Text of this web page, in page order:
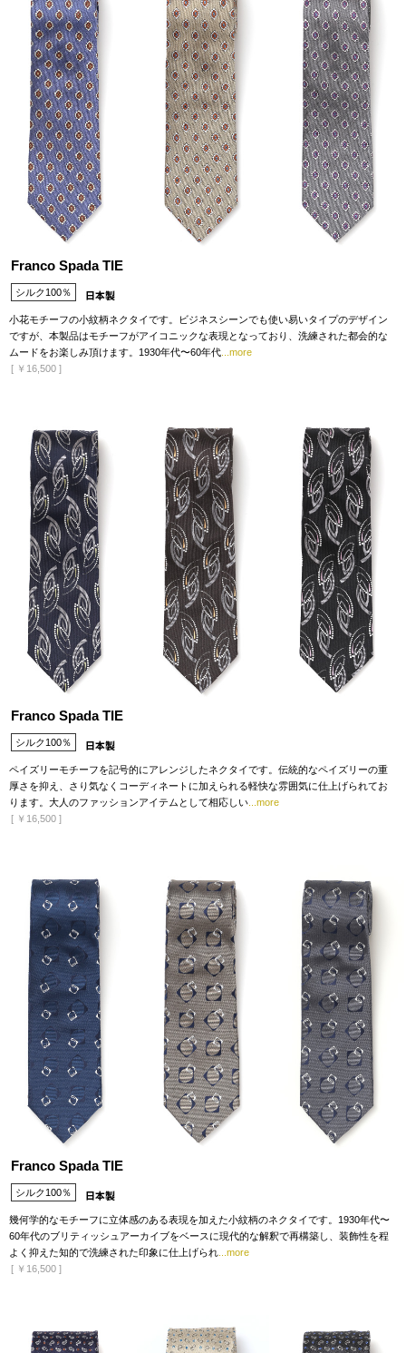
Franco Spada TIE
シルク100％
小花モチーフの小紋柄ネクタイです。ビジネスシーンでも使い易いタイプのデザイン
ですが、本製品はモチーフがアイコニックな表現となっており、洗練された都会的な
ムードをお楽しみ頂けます。1930年代〜60年代...more
[ ￥16,500 ]
Franco Spada TIE
シルク100％
ペイズリーモチーフを記号的にアレンジしたネクタイです。伝統的なペイズリーの重
厚さを抑え、さり気なくコーディネートに加えられる軽快な雰囲気に仕上げられてお
ります。大人のファッションアイテムとして相応しい ...more
[ ￥16,500 ]
Franco Spada TIE
シルク100％
幾何学的なモチーフに立体感のある表現を加えた小紋柄のネクタイです。1930年代〜
60年代のブリティッシュアーカイブをベースに現代的な解釈で再構築し、装飾性を程
よく抑えた知的で洗練された印象に仕上げられ ...more
[ ￥16,500 ]